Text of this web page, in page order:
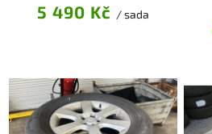
5 490 Kč / sada